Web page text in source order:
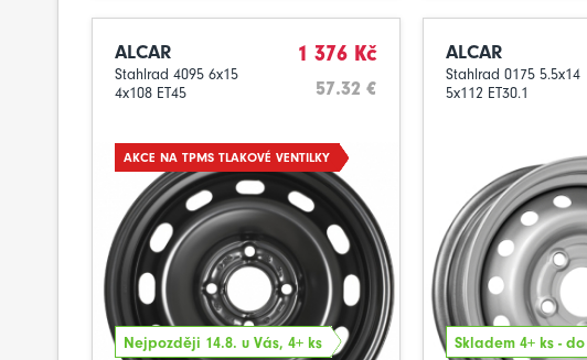
ALCAR
Stahlrad 4095 6x15
4x108 ET45
1 376 Kč
57.32 €
AKCE NA TPMS TLAKOVÉ VENTILKY
Nejpozději 14.8. u Vás, 4+ ks
ALCAR
Stahlrad 0175 5.5x14
5x112 ET30.1
Skladem 4+ ks -